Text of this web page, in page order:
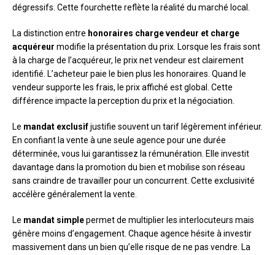
dégressifs. Cette fourchette reflète la réalité du marché local.
La distinction entre honoraires charge vendeur et charge
acquéreur modifie la présentation du prix. Lorsque les frais sont
à la charge de l’acquéreur, le prix net vendeur est clairement
identifié. L’acheteur paie le bien plus les honoraires. Quand le
vendeur supporte les frais, le prix affiché est global. Cette
différence impacte la perception du prix et la négociation.
Le mandat exclusifjustifie souvent un tarif légèrement inférieur.
En confiant la vente à une seule agence pour une durée
déterminée, vous lui garantissez la rémunération. Elle investit
davantage dans la promotion du bien et mobilise son réseau
sans craindre de travailler pour un concurrent. Cette exclusivité
accélère généralement la vente.
Le mandat simplepermet de multiplier les interlocuteurs mais
génère moins d’engagement. Chaque agence hésite à investir
massivement dans un bien qu’elle risque de ne pas vendre. La